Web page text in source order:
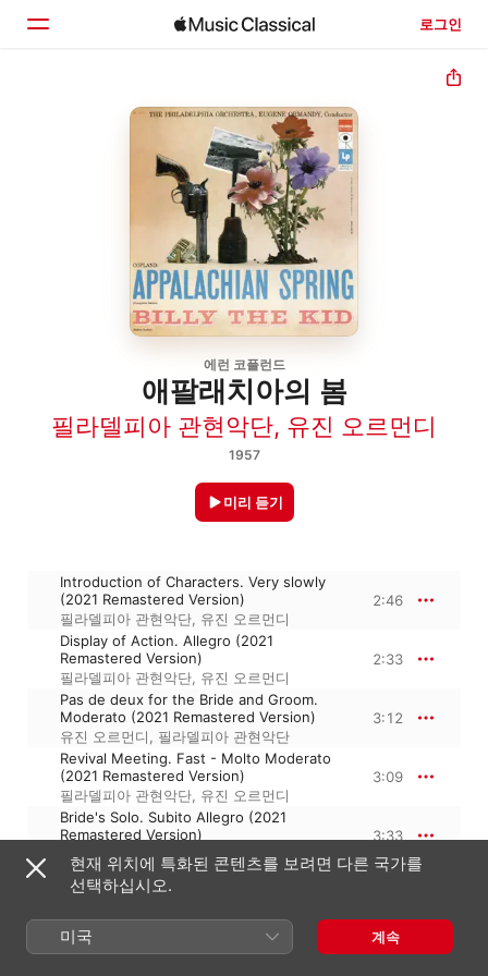
로그인
에런 코플런드
애팔래치아의 봄
필라델피아 관현악단, 유진 오르먼디
1957
미리 듣기
Introduction of Characters. Very slowly
(2021 Remastered Version)
필라델피아 관현악단, 유진 오르먼디
2:46
Display of Action. Allegro (2021
Remastered Version)
필라델피아 관현악단, 유진 오르먼디
2:33
Pas de deux for the Bride and Groom.
Moderato (2021 Remastered Version)
유진 오르먼디 , 필라델피아 관현악단
3:12
Revival Meeting. Fast - Molto Moderato
(2021 Remastered Version)
필라델피아 관현악단, 유진 오르먼디
3:09
Bride's Solo. Subito Allegro (2021
Remastered Version)
필라델피아 관현악단 ,유진 오르먼디
3:33
Reprise of the introduction. Very Slow
(2021 Remastered Version)
Shaker theme, "The Gift to Be Simple,"
and Variations underscoring scenes of
현재 위치에 특화된 콘텐츠를 보려면 다른 국가를
선택하십시오.
미국 계속